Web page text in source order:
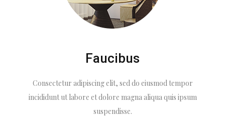
Faucibus
Consectetur adipiscing elit, sed do eiusmod tempor
incididunt ut labore et dolore magna aliqua quis ipsum
suspendisse.